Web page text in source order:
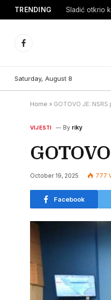
TRENDING
Facebook
Saturday, August 8
Home » GOTOVO JE:
VIJESTI By riky
October 19, 2025 777
Facebook